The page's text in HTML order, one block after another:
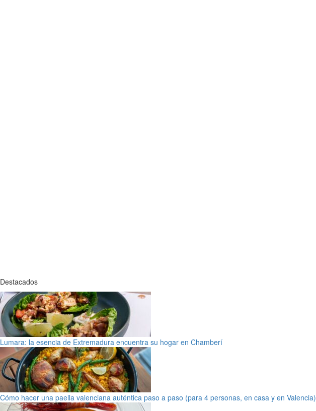
Destacados
Lumara: la esencia de Extremadura encuentra su hogar en Chamberí
Cómo hacer una paella valenciana auténtica paso a paso (para 4 personas, en casa y en Valencia)